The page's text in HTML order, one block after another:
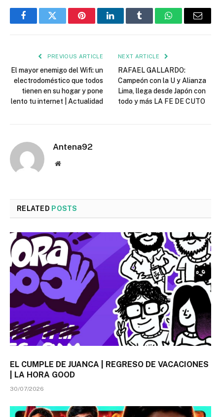
FacebookTwitter PinterestLinkedInTumblr WhatsAppEmail
PREVIOUS ARTICLE
El mayor enemigo del Wifi: un
electrodoméstico que todos
tienen en su hogar y pone
lento tu internet | Actualidad
NEXT ARTICLE
RAFAEL GALLARDO:
Campeón con la U y Alianza
Lima, llega desde Japón con
todo y más LA FE DE CUTO
Antena92
Website
RELATED POSTS
EL CUMPLE DE JUANCA | REGRESO DE VACACIONES
| LA HORA GOOD
30/07/2026